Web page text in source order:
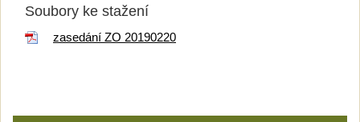
Soubory ke stažení
zasedání ZO 20190220